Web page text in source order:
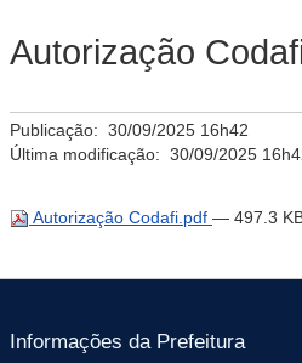
Autorização
Publicação: 30/09/2025 16h42
Última modificação: 30/09/2025
Autorização Codafi.pdf — 497.3
Informações da Prefeitura